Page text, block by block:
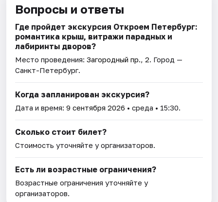
Вопросы и ответы
Где пройдет экскурсия Откроем Петербург:
романтика крыш, витражи парадных и
лабиринты дворов?
Место проведения:Загородный пр., 2. Город —
Санкт-Петербург.
Когда запланирован экскурсия?
Дата и время:9 сентября 2026 • среда • 15:30.
Сколько стоит билет?
Стоимость уточняйте у организаторов.
Есть ли возрастные ограничения?
Возрастные ограничения уточняйте у
организаторов.